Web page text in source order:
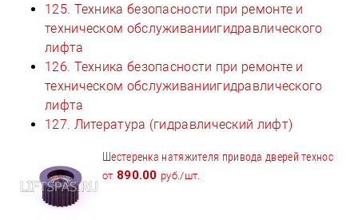
125. Техника безопасности при ремонте и
техническом обслуживаниигидравлического
лифта
126. Техника безопасности при ремонте и
техническом обслуживаниигидравлического
лифта
127. Литература (гидравлический лифт)
Шестеренка натяжителя привода дверей технос
от 890.00 руб./шт.